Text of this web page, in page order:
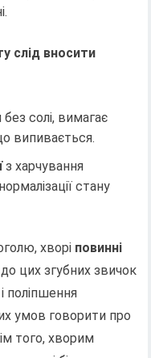
слід вносити
солі, вимагає
випивається.
з харчування
стану
хворі повинні
цих згубних звичок
поліпшення
умов говорити про
того, хворим